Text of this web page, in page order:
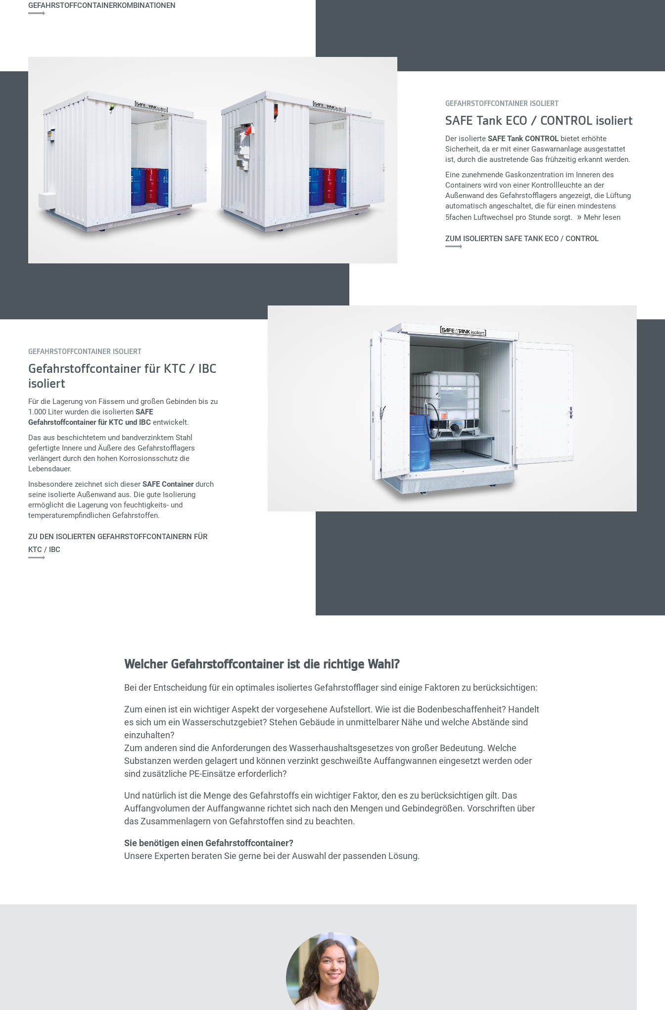
GEFAHRSTOFFCONTAINERKOMBINATIONEN
GEFAHRSTOFFCONTAINER ISOLIERT
SAFE Tank ECO / CONTROL isoliert
Der isolierte SAFE Tank CONTROLbietet erhöhte
Sicherheit, da er mit einer Gaswarnanlage ausgestattet
ist, durch die austretende Gas frühzeitig erkannt werden.
Eine zunehmende Gaskonzentration im Inneren des
Containers wird von einer Kontrollleuchte an der
Außenwand des Gefahrstofflagers angezeigt, die Lüftung
automatisch angeschaltet, die für einen mindestens
5fachen Luftwechsel pro Stunde sorgt.
Mehr lesen
ZUM ISOLIERTEN SAFE TANK ECO / CONTROL
GEFAHRSTOFFCONTAINER ISOLIERT
Gefahrstoffcontainer für KTC / IBC
isoliert
Für die Lagerung von Fässern und großen Gebinden bis zu
1.000 Liter wurden die isoliertenSAFE
Gefahrstoffcontainer für KTC und IBC entwickelt.
Das aus beschichtetem und bandverzinktem Stahl
gefertigte Innere und Äußere des Gefahrstofflagers
verlängert durch den hohen Korrosionsschutz die
Lebensdauer.
Insbesondere zeichnet sich dieserSAFE Containerdurch
seine isolierte Außenwand aus. Die gute Isolierung
ermöglicht die Lagerung von feuchtigkeits- und
temperaturempfindlichen Gefahrstoffen.
ZU DEN ISOLIERTEN GEFAHRSTOFFCONTAINERN FÜR
KTC / IBC
Welcher Gefahrstoffcontainer ist die richtige Wahl?
Bei der Entscheidung für ein optimales isoliertes Gefahrstofflager sind einige Faktoren zu berücksichtigen:
Zum einen ist ein wichtiger Aspekt der vorgesehene Aufstellort. Wie ist die Bodenbeschaffenheit? Handelt
es sich um ein Wasserschutzgebiet? Stehen Gebäude in unmittelbarer Nähe und welche Abstände sind
einzuhalten?
Zum anderen sind die Anforderungen des Wasserhaushaltsgesetzes von großer Bedeutung. Welche
Substanzen werden gelagert und können verzinkt geschweißte Auffangwannen eingesetzt werden oder
sind zusätzliche PE-Einsätze erforderlich?
Und natürlich ist die Menge des Gefahrstoffs ein wichtiger Faktor, den es zu berücksichtigen gilt. Das
Auffangvolumen der Auffangwanne richtet sich nach den Mengen und Gebindegrößen. Vorschriften über
das Zusammenlagern von Gefahrstoffen sind zu beachten.
Sie benötigen einen Gefahrstoffcontainer?
Unsere Experten beraten Sie gerne bei der Auswahl der passenden Lösung.